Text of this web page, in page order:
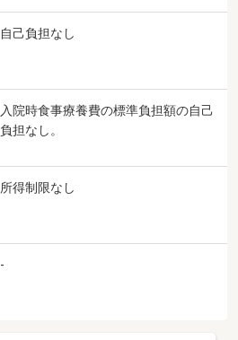
自己負担なし
入院時食事療養費の標準負担額の自己
負担なし。
所得制限なし
-